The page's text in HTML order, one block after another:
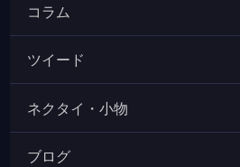
コラム
ツイード
ネクタイ・小物
ブログ